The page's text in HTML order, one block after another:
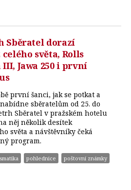
Sběratel dorazí
světa, Rolls
III, Jawa 250 i první
první šanci, jak se potkat a
sběratelům od 25. do
Sběratel v pražském hotelu
něj několik desítek
světa a návštěvníky čeká
program.
pohlednice
poštovní známky